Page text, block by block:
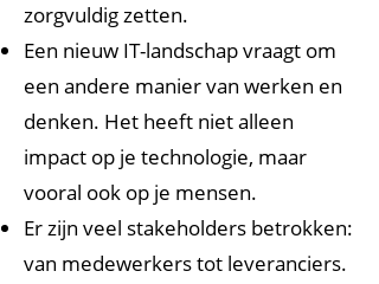
zorgvuldig zetten.
Een nieuw IT-landschap vraagt om
een andere manier van werken en
denken. Het heeft niet alleen
impact op je technologie, maar
vooral ook op je mensen.
Er zijn veel stakeholders betrokken:
van medewerkers tot leveranciers.